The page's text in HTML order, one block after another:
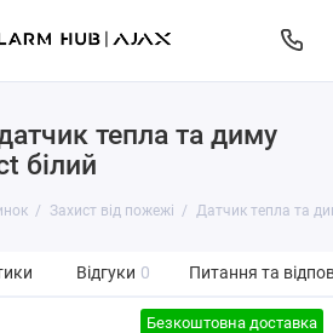
тепла та диму
білий
Захист від пожежі Датчик тепла та
Відгуки 0 Питання та
Безкоштовна доставка